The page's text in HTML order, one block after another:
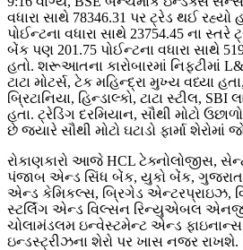
વધારા સાથે 78346.31 પર ટ્રેડ થઈ રહ્યો
પોઈન્ટના વધારા સાથે 23754.45 ના સ્તરે
બેંક પણ 201.75 પોઈન્ટના વધારા સાથે
હતો. શરૂઆતના કારોબારમાં નિફ્ટીમાં
ટાટા મોટર્સ, ટેક મહિન્દ્રા મુખ્ય વધ્યા
બ્રિટાનિયા, હિન્ડાલ્કો, ટાટા સ્ટીલ,
હતા. ટ્રેડિંગ દરમિયાન, સૌથી મોટો
છે જ્યારે સૌથી મોટો ઘટાડો ફાર્મા શેરોમાં
રોકાણકારો આજે HCL ટેક્નોલોજીસ,
પંજાબ એન્ડ સિંધ બેંક, યુકો બેંક, ગુજરાત
એન્ડ કેમિકલ્સ, બ્રિગેડ એન્ટરપ્રાઇઝ,
સ્ટર્લિંગ એન્ડ વિલ્સન રિન્યુએબલ
ચોલામંડલમ ઇન્વેસ્ટમેન્ટ એન્ડ
ઇન્ડસ્ટ્રીઝના શેરો પર ખાસ નજર રાખશે.